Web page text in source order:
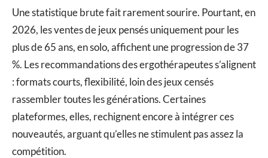
Une statistique brute fait rarement sourire. Pourtant, en
2026, les ventes de jeux pensés uniquement pour les
plus de 65 ans, en solo, affichent une progression de 37
%. Les recommandations des ergothérapeutes s’alignent
: formats courts, flexibilité, loin des jeux censés
rassembler toutes les générations. Certaines
plateformes, elles, rechignent encore à intégrer ces
nouveautés, arguant qu’elles ne stimulent pas assez la
compétition.